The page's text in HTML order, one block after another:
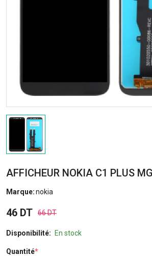
AFFICHEUR NOKIA C1 PLUS MG
Marque:nokia
46 DT 66 DT
Disponibilité: En stock
Quantité*